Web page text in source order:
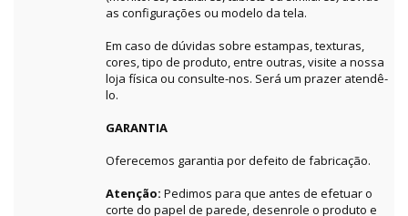
as configurações ou modelo da tela.
Em caso de dúvidas sobre estampas, texturas,
cores, tipo de produto, entre outras, visite a nossa
loja física ou consulte-nos. Será um prazer atendê-
lo.
GARANTIA
Oferecemos garantia por defeito de fabricação.
Atenção: Pedimos para que antes de efetuar o
corte do papel de parede, desenrole o produto e